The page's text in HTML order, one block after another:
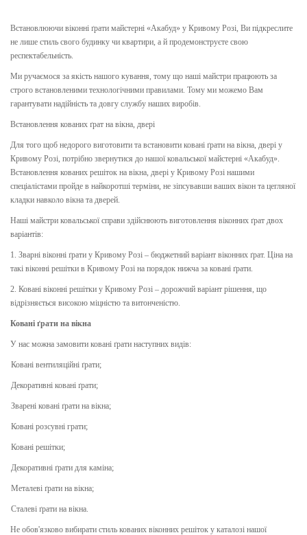
Встановлюючи віконні ґрати майстерні «Акабуд» у Кривому Розі, Ви підкреслите
не лише стиль свого будинку чи квартири, а й продемонструєте свою
респектабельність.
Ми ручаємося за якість нашого кування, тому що наші майстри працюють за
строго встановленими технологічними правилами. Тому ми можемо Вам
гарантувати надійність та довгу службу наших виробів.
Встановлення кованих ґрат на вікна, двері
Для того щоб недорого виготовити та встановити ковані ґрати на вікна, двері у
Кривому Розі, потрібно звернутися до нашої ковальської майстерні «Акабуд».
Встановлення кованих решіток на вікна, двері у Кривому Розі нашими
спеціалістами пройде в найкоротші терміни, не зіпсувавши ваших вікон та цегляної
кладки навколо вікна та дверей.
Наші майстри ковальської справи здійснюють виготовлення віконних ґрат двох
варіантів:
1. Зварні віконні ґрати у Кривому Розі – бюджетний варіант віконних ґрат. Ціна на
такі віконні решітки в Кривому Розі на порядок нижча за ковані ґрати.
2. Ковані віконні решітки у Кривому Розі – дорожчий варіант рішення, що
відрізняється високою міцністю та витонченістю.
Ковані ґрати на вікна
У нас можна замовити ковані ґрати наступних видів:
Ковані вентиляційні ґрати;
Декоративні ковані ґрати;
Зварені ковані ґрати на вікна;
Ковані розсувні грати;
Ковані решітки;
Декоративні ґрати для каміна;
Металеві ґрати на вікна;
Сталеві ґрати на вікна.
Не обов'язково вибирати стиль кованих віконних решіток у каталозі нашої